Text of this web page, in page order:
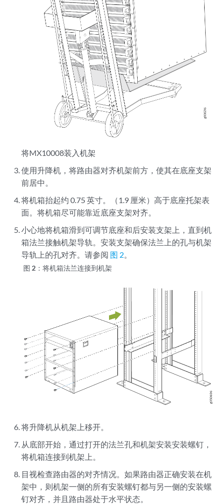
将MX10008装入机架
使用升降机，将路由器对齐机架前方，使其在底座支架
前居中。
将机箱抬起约 0.75 英寸。（1.9 厘米）高于底座托架表
面。将机箱尽可能靠近底座支架对齐。
小心地将机箱滑到可调节底座和后安装支架上，直到机
箱法兰接触机架导轨。安装支架确保法兰上的孔与机架
导轨上的孔对齐。请参阅 图 2。
图 2：将机箱法兰连接到机架
将升降机从机架上移开。
从底部开始，通过打开的法兰孔和机架安装安装螺钉，
将机箱连接到机架上。
目视检查路由器的对齐情况。如果路由器正确安装在机
架中，则机架一侧的所有安装螺钉都与另一侧的安装螺
钉对齐，并且路由器处于水平状态。